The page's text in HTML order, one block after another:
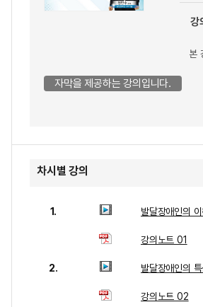
강
본
자막을 제공하는 강의입니다.
차시별 강의
1. 발달장애인의 이
강의노트 01
2. 발달장애인의
강의노트 02